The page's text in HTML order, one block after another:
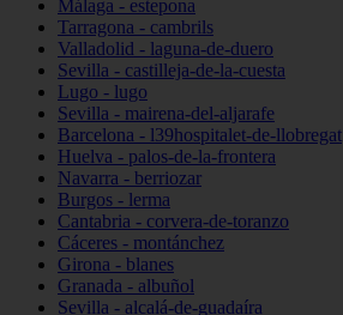
Málaga - estepona
Tarragona - cambrils
Valladolid - laguna-de-duero
Sevilla - castilleja-de-la-cuesta
Lugo - lugo
Sevilla - mairena-del-aljarafe
Barcelona - l39hospitalet-de-llobregat
Huelva - palos-de-la-frontera
Navarra - berriozar
Burgos - lerma
Cantabria - corvera-de-toranzo
Cáceres - montánchez
Girona - blanes
Granada - albuñol
Sevilla - alcalá-de-guadaíra